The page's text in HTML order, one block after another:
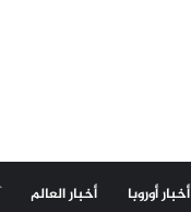
أخبار أوروبا أخبار العالم